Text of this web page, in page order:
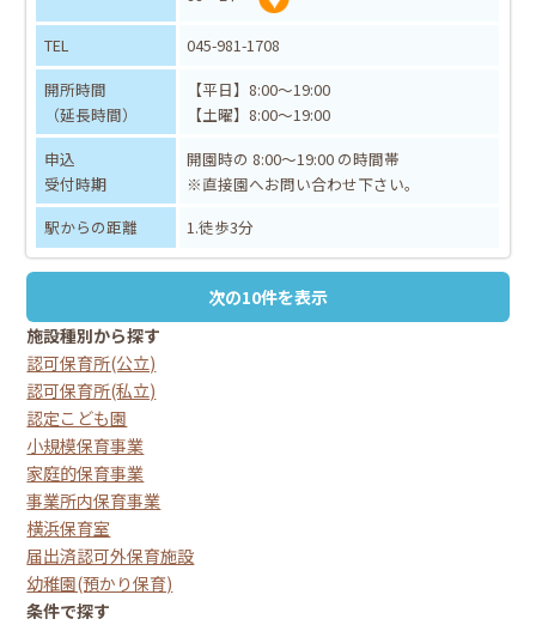
TEL
045-981-1708
開所時間
（延長時間）
【平日】8:00～19:00
【土曜】8:00～19:00
申込
受付時期
開園時の 8:00～19:00 の時間帯
※直接園へお問い合わせ下さい。
駅からの距離
1.徒歩3分
次の10件を表示
施設種別から探す
認可保育所(公立)
認可保育所(私立)
認定こども園
小規模保育事業
家庭的保育事業
事業所内保育事業
横浜保育室
届出済認可外保育施設
幼稚園(預かり保育)
条件で探す